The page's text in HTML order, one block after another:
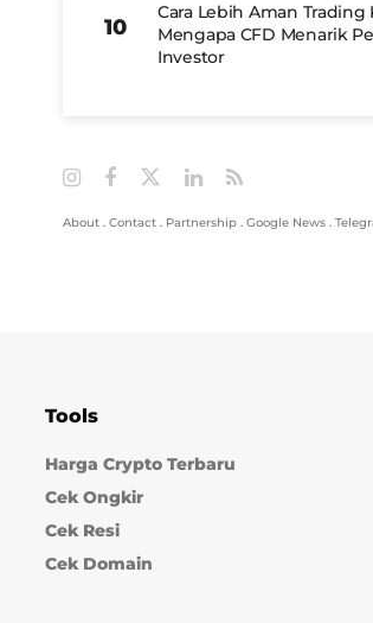
Cara Lebih Aman Trading
Mengapa CFD Menarik
Investor
About . Contact . Partnership . Google News .
Tools
Harga Crypto Terbaru
Cek Ongkir
Cek Resi
Cek Domain